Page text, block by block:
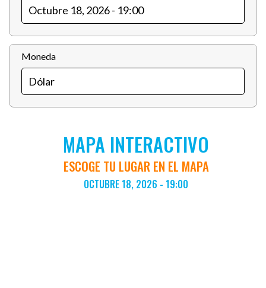
Moneda
MAPA INTERACTIVO
ESCOGE TU LUGAR EN EL MAPA
OCTUBRE 18, 2026 - 19:00